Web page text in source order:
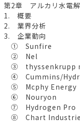
第2章 アルカリ水電解
1. 概要
2. 業界分析
3. 企業動向
① Sunfire
② Nel
③ thyssenkrupp
④ Cummins/
⑤ Mcphy Energy
⑥ Nouryon
⑦ Hydrogen Pro
⑧ Chart